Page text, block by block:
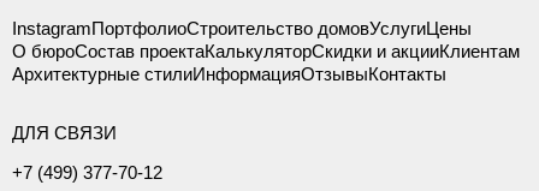
InstagramПортфолиоСтроительство домовУслугиЦены
О бюроСостав проектаКалькуляторСкидки и акцииКлиентам
Архитектурные стилиИнформацияОтзывыКонтакты
ДЛЯ СВЯЗИ
+7 (499) 377-70-12